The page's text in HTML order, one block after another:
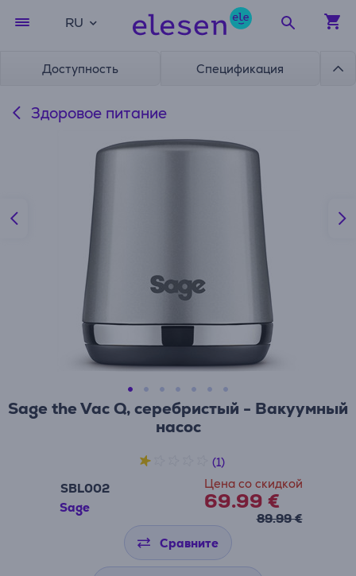
RU
Доступность Спецификация
Здоровое питание
Sage the Vac Q, серебристый - Вакуумный
насос
SBL002
Sage
Цена со скидкой
69.99 €
89.99 €
(1)
Сравните